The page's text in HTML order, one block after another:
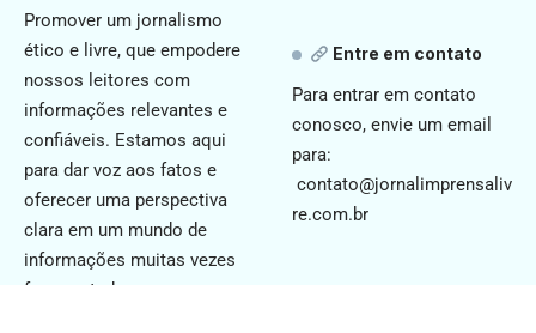
Promover um jornalismo
ético e livre, que empodere
nossos leitores com
informações relevantes e
confiáveis. Estamos aqui
para dar voz aos fatos e
oferecer uma perspectiva
clara em um mundo de
informações muitas vezes
fragmentadas.
Entre em contato
Para entrar em contato
conosco, envie um email
para:
contato@jornalimprensaliv
re.com.br